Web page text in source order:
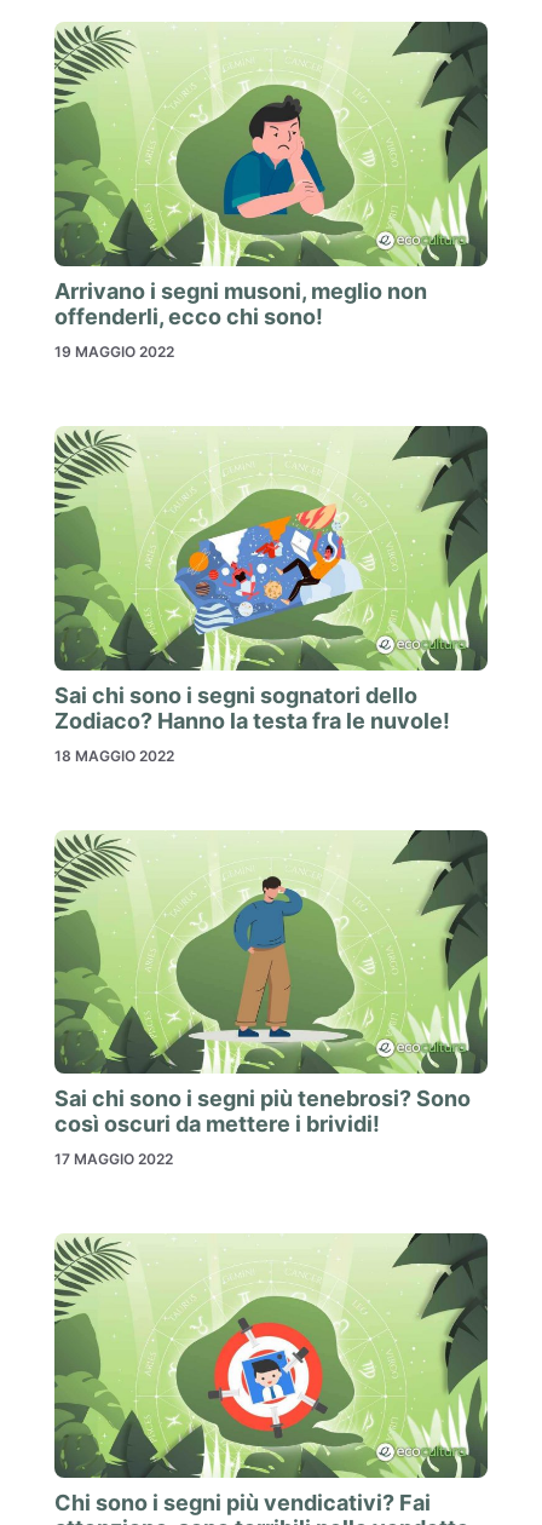
Arrivano i segni musoni, meglio non
offenderli, ecco chi sono!
19 MAGGIO 2022
Sai chi sono i segni sognatori dello
Zodiaco? Hanno la testa fra le nuvole!
18 MAGGIO 2022
Sai chi sono i segni più tenebrosi? Sono
così oscuri da mettere i brividi!
17 MAGGIO 2022
Chi sono i segni più vendicativi? Fai